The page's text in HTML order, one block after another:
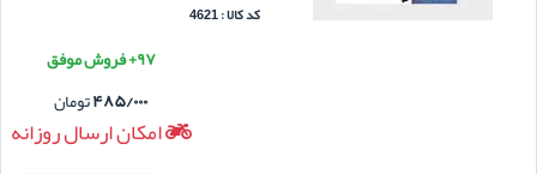
کد کالا : 4621
۹۷+ فروش موفق
۴۸۵/۰۰۰تومان
امکان ارسال روزانه